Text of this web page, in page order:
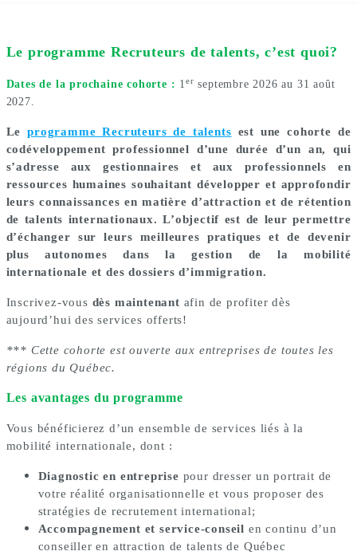
Le programme Recruteurs de talents, c’est quoi?
Dates de la prochaine cohorte : 1er septembre 2026 au 31 août
2027.
Leprogramme Recruteurs de talents est une cohorte de
codéveloppement professionnel d’une durée d’un an, qui
s’adresse aux gestionnaires et aux professionnels en
ressources humaines souhaitant développer et approfondir
leurs connaissances en matière d’attraction et de rétention
de talents internationaux. L’objectif est de leur permettre
d’échanger sur leurs meilleures pratiques et de devenir
plus autonomes dans la gestion de la mobilité
internationale et des dossiers d’immigration.
Inscrivez-vous dès maintenant afin de profiter dès
aujourd’hui des services offerts!
*** Cette cohorte est ouverte aux entreprises de toutes les
régions du Québec.
Les avantages du programme
Vous bénéficierez d’un ensemble de services liés à la
mobilité internationale, dont :
Diagnosticen entreprise pour dresser un portrait de
votre réalité organisationnelle et vous proposer des
stratégies de recrutement international;
Accompagnement et service-conseil en continu d’un
conseiller en attraction de talents de Québec